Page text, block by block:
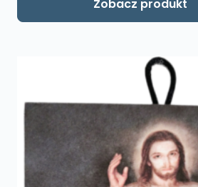
Zobacz produkt